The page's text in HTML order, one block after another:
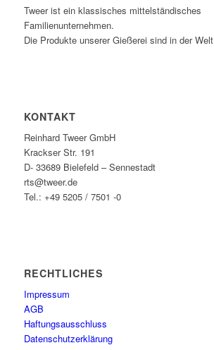
Tweer ist ein klassisches mittelständisches
Familienunternehmen.
Die Produkte unserer Gießerei sind in der
KONTAKT
Reinhard Tweer GmbH
Krackser Str. 191
D- 33689 Bielefeld – Sennestadt
rts@tweer.de
Tel.: +49 5205 / 7501 -0
RECHTLICHES
Impressum
AGB
Haftungsausschluss
Datenschutzerklärung